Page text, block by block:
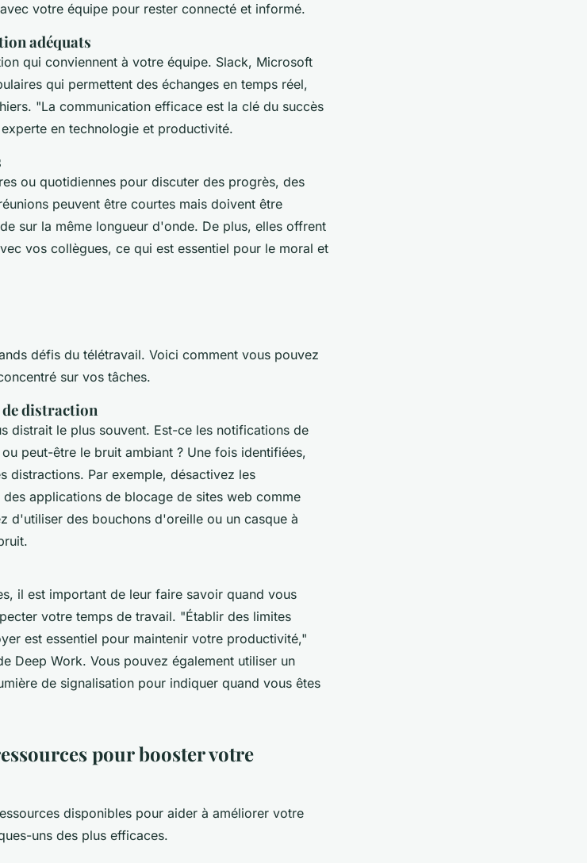
votre équipe pour rester connecté et informé.
adéquats
qui conviennent à votre équipe. Slack, Microsoft
qui permettent des échanges en temps réel,
"La communication efficace est la clé du succès
en technologie et productivité.
ou quotidiennes pour discuter des progrès, des
peuvent être courtes mais doivent être
sur la même longueur d'onde. De plus, elles offrent
vos collègues, ce qui est essentiel pour le moral et
défis du télétravail. Voici comment vous pouvez
sur vos tâches.
distraction
distrait le plus souvent. Est-ce les notifications de
peut-être le bruit ambiant ? Une fois identifiées,
distractions. Par exemple, désactivez les
applications de blocage de sites web comme
d'utiliser des bouchons d'oreille ou un casque à
il est important de leur faire savoir quand vous
votre temps de travail. "Établir des limites
est essentiel pour maintenir votre productivité,"
Deep Work. Vous pouvez également utiliser un
de signalisation pour indiquer quand vous êtes
pour booster votre
disponibles pour aider à améliorer votre
uns des plus efficaces.